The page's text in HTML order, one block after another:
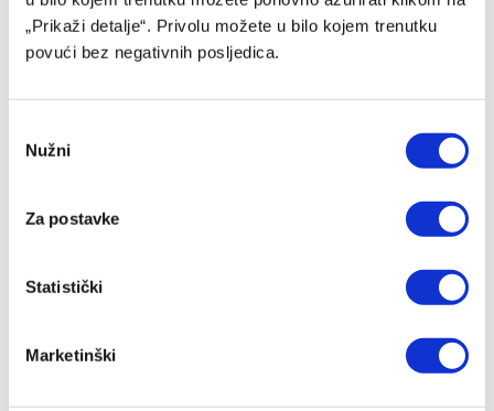
„Prikaži detalje“. Privolu možete u bilo kojem trenutku
povući bez negativnih posljedica.
Selection
Nužni
Za postavke
Statistički
Marketinški
07/08/2026